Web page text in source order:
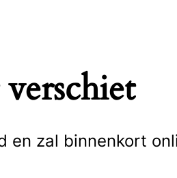
zal binnenkort